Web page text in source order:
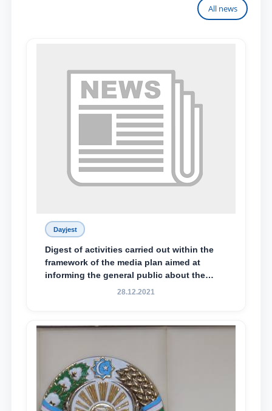
All news
Dayjest
Digest of activities carried out within the
framework of the media plan aimed at
informing the general public about the
essence and content of the tasks outlined
Mirziyoyev, to the Oliy Majlis and the
28.12.2021